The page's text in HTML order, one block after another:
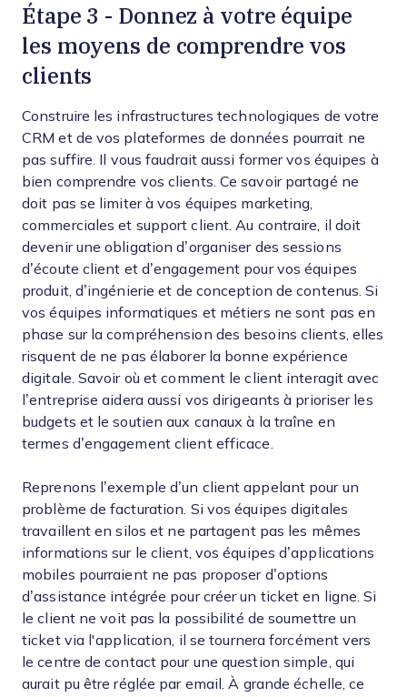
Étape 3 - Donnez à votre équipe
les moyens de comprendre vos
clients
Construire les infrastructures technologiques de votre
CRM et de vos plateformes de données pourrait ne
pas suffire. Il vous faudrait aussi former vos équipes à
bien comprendre vos clients. Ce savoir partagé ne
doit pas se limiter à vos équipes marketing,
commerciales et support client. Au contraire, il doit
devenir une obligation d’organiser des sessions
d’écoute client et d’engagement pour vos équipes
produit, d’ingénierie et de conception de contenus. Si
vos équipes informatiques et métiers ne sont pas en
phase sur la compréhension des besoins clients, elles
risquent de ne pas élaborer la bonne expérience
digitale. Savoir où et comment le client interagit avec
l’entreprise aidera aussi vos dirigeants à prioriser les
budgets et le soutien aux canaux à la traîne en
termes d’engagement client efficace.
Reprenons l’exemple d’un client appelant pour un
problème de facturation. Si vos équipes digitales
travaillent en silos et ne partagent pas les mêmes
informations sur le client, vos équipes d’applications
mobiles pourraient ne pas proposer d’options
d’assistance intégrée pour créer un ticket en ligne. Si
le client ne voit pas la possibilité de soumettre un
ticket via l'application, il se tournera forcément vers
le centre de contact pour une question simple, qui
aurait pu être réglée par email. À grande échelle, ce